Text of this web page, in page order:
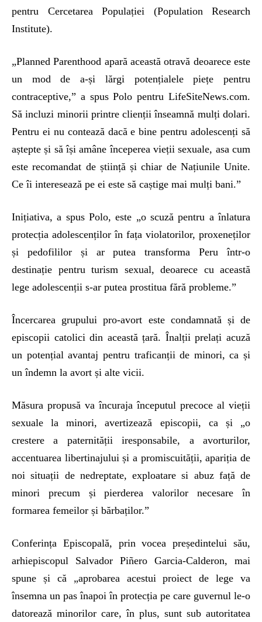
pentru Cercetarea Populației (Population Research
Institute).
„Planned Parenthood apară această otravă deoarece este
un mod de a-și lărgi potențialele piețe pentru
contraceptive,” a spus Polo pentru LifeSiteNews.com.
Să incluzi minorii printre clienții înseamnă mulți dolari.
Pentru ei nu contează dacă e bine pentru adolescenți să
aștepte și să își amâne începerea vieții sexuale, asa cum
este recomandat de știință și chiar de Națiunile Unite.
Ce îi interesează pe ei este să caștige mai mulți bani.”
Inițiativa, a spus Polo, este „o scuză pentru a înlatura
protecția adolescenților în fața violatorilor, proxeneților
și pedofililor și ar putea transforma Peru într-o
destinație pentru turism sexual, deoarece cu această
lege adolescenții s-ar putea prostitua fără probleme.”
Încercarea grupului pro-avort este condamnată și de
episcopii catolici din această țară. Înalții prelați acuză
un potențial avantaj pentru traficanții de minori, ca și
un îndemn la avort și alte vicii.
Măsura propusă va încuraja începutul precoce al vieții
sexuale la minori, avertizează episcopii, ca și „o
crestere a paternității iresponsabile, a avorturilor,
accentuarea libertinajului și a promiscuității, apariția de
noi situații de nedreptate, exploatare si abuz față de
minori precum și pierderea valorilor necesare în
formarea femeilor și bărbaților.”
Conferința Episcopală, prin vocea președintelui său,
arhiepiscopul Salvador Piñero Garcia-Calderon, mai
spune și că „aprobarea acestui proiect de lege va
însemna un pas înapoi în protecția pe care guvernul le-o
datorează minorilor care, în plus, sunt sub autoritatea